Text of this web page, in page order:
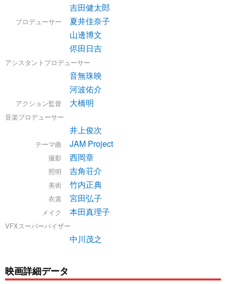
吉田健太郎
プロデューサー
夏井佳奈子
山邊博文
侭田日吉
アシスタントプロデューサー
音無珠映
河波佑介
アクション監督 大橋明
音楽プロデューサー
井上俊次
テーマ曲 JAM Project
撮影 西岡章
照明 吉角荘介
美術 竹内正典
衣裳 宮田弘子
メイク 本田真理子
VFXスーパーバイザー
中川茂之
映画詳細データ